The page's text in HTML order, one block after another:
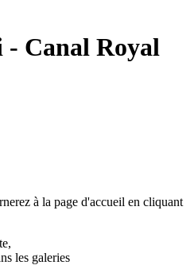
Canal Royal
à la page d'accueil en cliquant
les galeries